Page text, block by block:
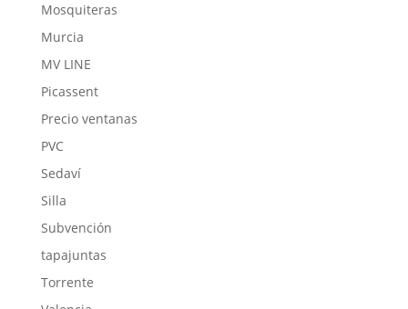
Mosquiteras
Murcia
MV LINE
Picassent
Precio ventanas
PVC
Sedaví
Silla
Subvención
tapajuntas
Torrente